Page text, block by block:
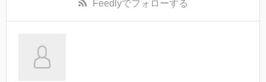
Feedlyでフォローする